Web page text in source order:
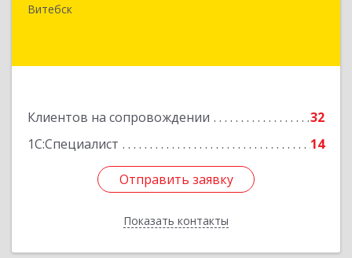
Витебск
Клиентов на сопровождении
32
1С:Специалист
14
Отправить заявку
Показать контакты
Отправить заявку
Назад